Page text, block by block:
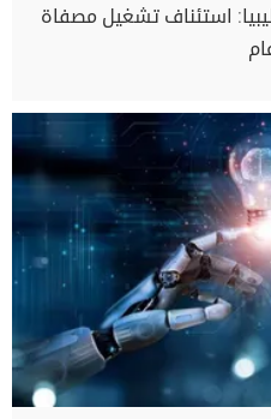
استئناف تشغيل مصفاة